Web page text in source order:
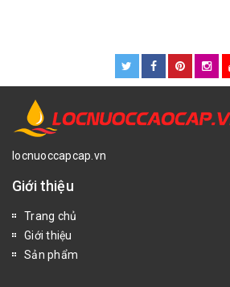
locnuoccapcap.vn
Giới thiệu
Trang chủ
Giới thiệu
Sản phẩm